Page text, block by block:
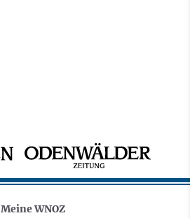
Meine WNOZ